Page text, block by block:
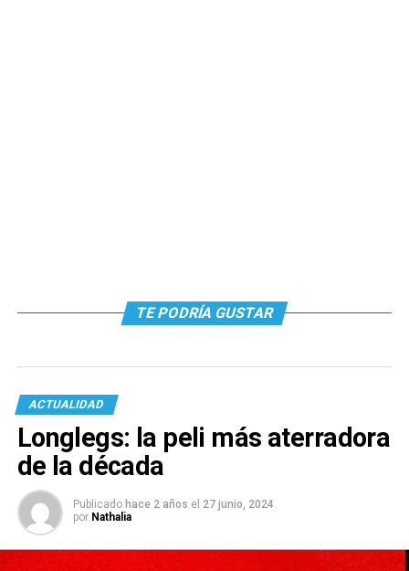
TE PODRÍA GUSTAR
ACTUALIDAD
Longlegs: la peli más aterradora
de la década
Publicado hace 2 años el 27 junio, 2024
por Nathalia